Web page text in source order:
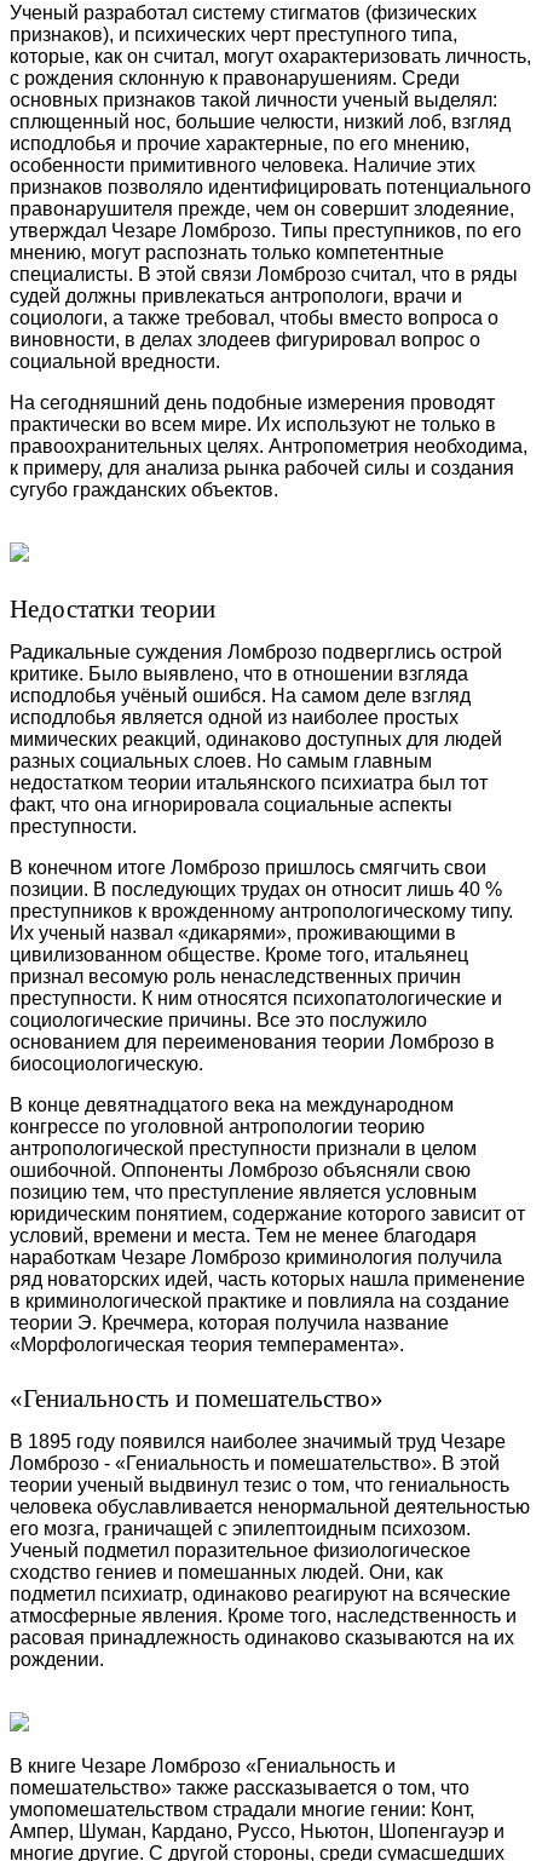
Ученый разработал систему стигматов (физических
признаков), и психических черт преступного типа,
которые, как он считал, могут охарактеризовать личность,
с рождения склонную к правонарушениям. Среди
основных признаков такой личности ученый выделял:
сплющенный нос, большие челюсти, низкий лоб, взгляд
исподлобья и прочие характерные, по его мнению,
особенности примитивного человека. Наличие этих
признаков позволяло идентифицировать потенциального
правонарушителя прежде, чем он совершит злодеяние,
утверждал Чезаре Ломброзо. Типы преступников, по его
мнению, могут распознать только компетентные
специалисты. В этой связи Ломброзо считал, что в ряды
судей должны привлекаться антропологи, врачи и
социологи, а также требовал, чтобы вместо вопроса о
виновности, в делах злодеев фигурировал вопрос о
социальной вредности.
На сегодняшний день подобные измерения проводят
практически во всем мире. Их используют не только в
правоохранительных целях. Антропометрия необходима,
к примеру, для анализа рынка рабочей силы и создания
сугубо гражданских объектов.
Недостатки теории
Радикальные суждения Ломброзо подверглись острой
критике. Было выявлено, что в отношении взгляда
исподлобья учёный ошибся. На самом деле взгляд
исподлобья является одной из наиболее простых
мимических реакций, одинаково доступных для людей
разных социальных слоев. Но самым главным
недостатком теории итальянского психиатра был тот
факт, что она игнорировала социальные аспекты
преступности.
В конечном итоге Ломброзо пришлось смягчить свои
позиции. В последующих трудах он относит лишь 40 %
преступников к врожденному антропологическому типу.
Их ученый назвал «дикарями», проживающими в
цивилизованном обществе. Кроме того, итальянец
признал весомую роль ненаследственных причин
преступности. К ним относятся психопатологические и
социологические причины. Все это послужило
основанием для переименования теории Ломброзо в
биосоциологическую.
В конце девятнадцатого века на международном
конгрессе по уголовной антропологии теорию
антропологической преступности признали в целом
ошибочной. Оппоненты Ломброзо объясняли свою
позицию тем, что преступление является условным
юридическим понятием, содержание которого зависит от
условий, времени и места. Тем не менее благодаря
наработкам Чезаре Ломброзо криминология получила
ряд новаторских идей, часть которых нашла применение
в криминологической практике и повлияла на создание
теории Э. Кречмера, которая получила название
«Морфологическая теория темперамента».
«Гениальность и помешательство»
В 1895 году появился наиболее значимый труд Чезаре
Ломброзо - «Гениальность и помешательство». В этой
теории ученый выдвинул тезис о том, что гениальность
человека обуславливается ненормальной деятельностью
его мозга, граничащей с эпилептоидным психозом.
Ученый подметил поразительное физиологическое
сходство гениев и помешанных людей. Они, как
подметил психиатр, одинаково реагируют на всяческие
атмосферные явления. Кроме того, наследственность и
расовая принадлежность одинаково сказываются на их
рождении.
В книге Чезаре Ломброзо «Гениальность и
помешательство» также рассказывается о том, что
умопомешательством страдали многие гении: Конт,
Ампер, Шуман, Кардано, Руссо, Ньютон, Шопенгауэр и
многие другие. С другой стороны, среди сумасшедших